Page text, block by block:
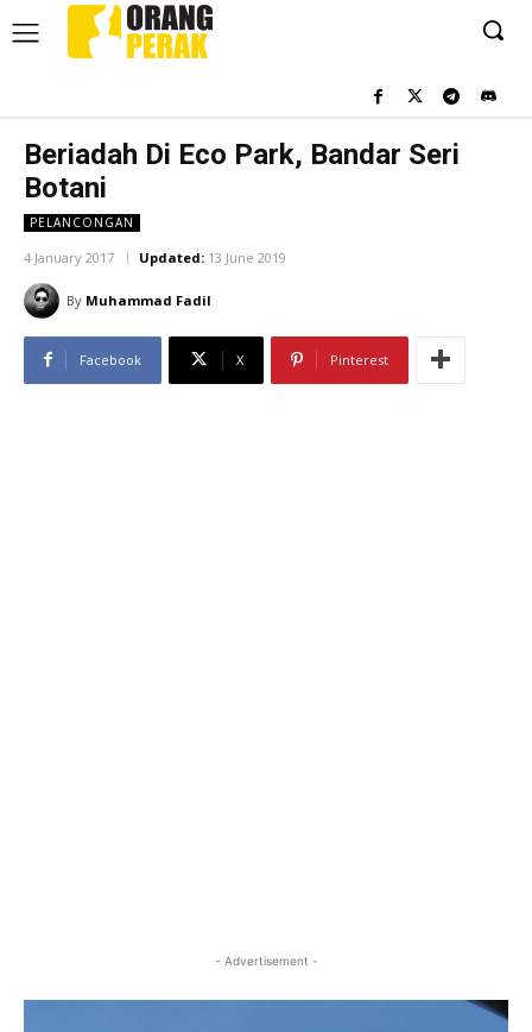
Beriadah Di Eco Park, Bandar Seri
Botani
PELANCONGAN
4 January 2017 Updated: 13 June 2019
By Muhammad Fadil
Facebook X Pinterest
- Advertisement -